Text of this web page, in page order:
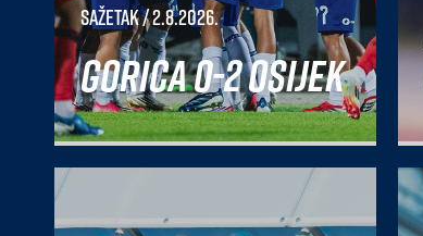
Sažetak/ 2.8.2026.
Gorica 0-2 Osijek